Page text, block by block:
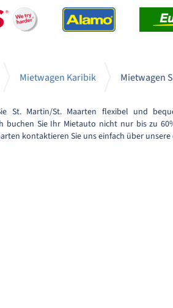
Mietwagen Karibik Mietwagen
St. Martin/St. Maarten flexibel und
buchen Sie Ihr Mietauto nicht nur bis zu
kontaktieren Sie uns einfach über